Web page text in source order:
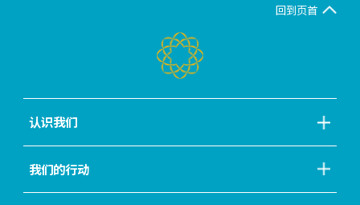
回到页首
认识我们
我们的行动